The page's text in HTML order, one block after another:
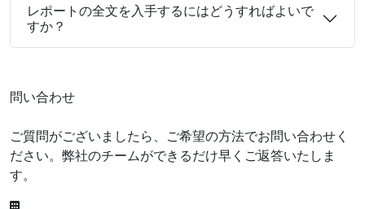
レポートの全文を入手するにはどうすればよいで
すか？
問い合わせ
ご質問がございましたら、ご希望の方法でお問い合わせく
ださい。弊社のチームができるだけ早くご返答いたしま
す。